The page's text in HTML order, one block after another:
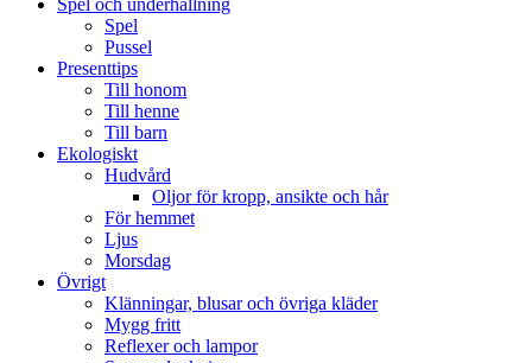
Spel
Pussel
Presenttips
Till honom
Till henne
Till barn
Ekologiskt
Hudvård
Oljor för kropp, ansikte och hår
För hemmet
Ljus
Morsdag
Övrigt
Klänningar, blusar och övriga kläder
Mygg fritt
Reflexer och lampor